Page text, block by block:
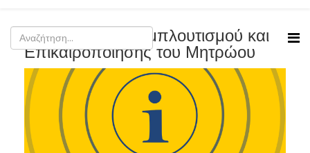
Αποτελέσματα Εμπλουτισμού και
Επικαιροποίησης του Μητρώου